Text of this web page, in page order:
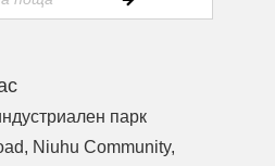
парк
Niuhu Community,